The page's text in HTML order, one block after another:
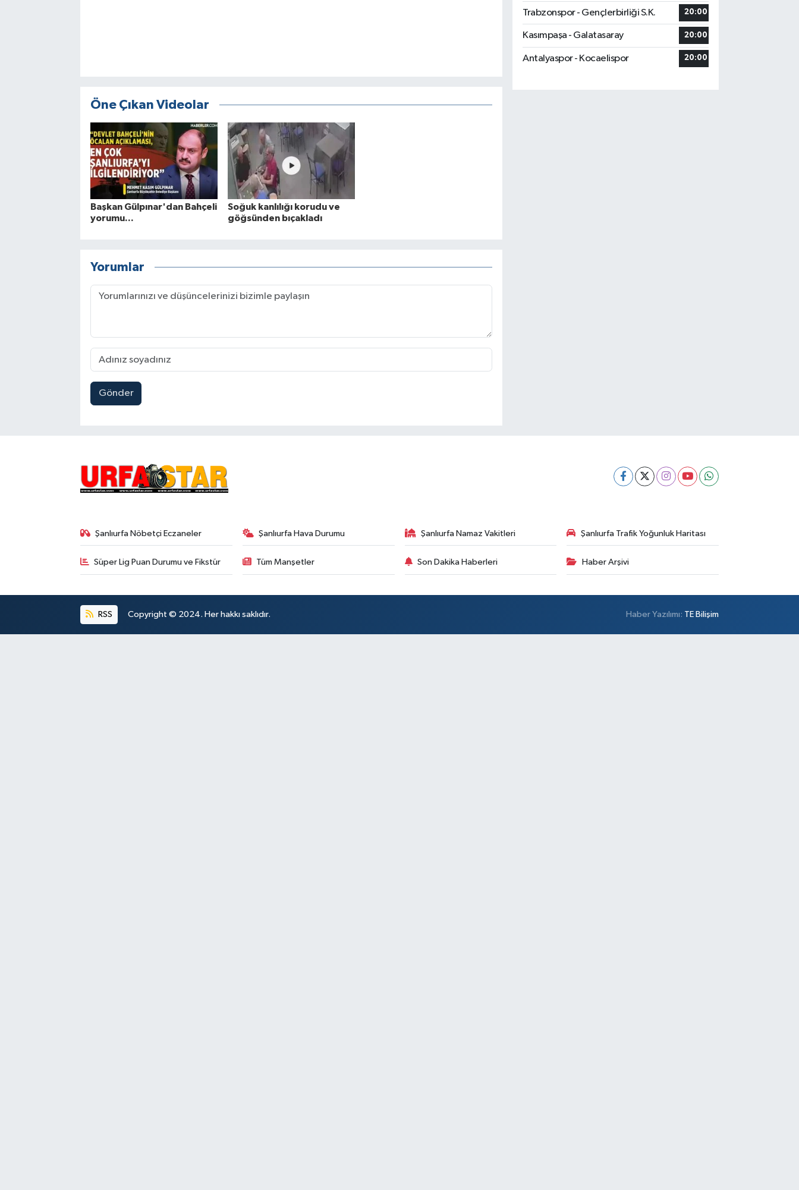
Öne Çıkan Videolar
Başkan Gülpınar'dan Bahçeli
yorumu...
Soğuk kanlılığı korudu ve
göğsünden bıçakladı
Yorumlar
Gönder
Trabzonspor - Gençlerbirliği S.K. 20:00
Kasımpaşa - Galatasaray 20:00
Antalyaspor - Kocaelispor 20:00
Şanlıurfa Nöbetçi Eczaneler Şanlıurfa Hava Durumu Şanlıurfa Namaz Vakitleri Şanlıurfa Trafik Yoğunluk Haritası
Süper Lig Puan Durumu ve Fikstür Tüm Manşetler Son Dakika Haberleri Haber Arşivi
RSS Copyright © 2024. Her hakkı saklıdır. Haber Yazılımı: TE Bilişim